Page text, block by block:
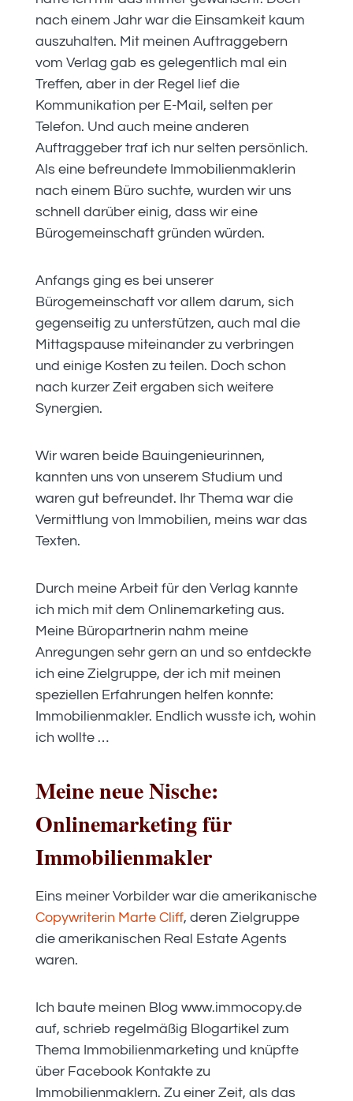
nach einem Jahr war die Einsamkeit kaum
auszuhalten. Mit meinen Auftraggebern
vom Verlag gab es gelegentlich mal ein
Treffen, aber in der Regel lief die
Kommunikation per E-Mail, selten per
Telefon. Und auch meine anderen
Auftraggeber traf ich nur selten persönlich.
Als eine befreundete Immobilienmaklerin
nach einem Büro suchte, wurden wir uns
schnell darüber einig, dass wir eine
Bürogemeinschaft gründen würden.
Anfangs ging es bei unserer
Bürogemeinschaft vor allem darum, sich
gegenseitig zu unterstützen, auch mal die
Mittagspause miteinander zu verbringen
und einige Kosten zu teilen. Doch schon
nach kurzer Zeit ergaben sich weitere
Synergien.
Wir waren beide Bauingenieurinnen,
kannten uns von unserem Studium und
waren gut befreundet. Ihr Thema war die
Vermittlung von Immobilien, meins war das
Texten.
Durch meine Arbeit für den Verlag kannte
ich mich mit dem Onlinemarketing aus.
Meine Büropartnerin nahm meine
Anregungen sehr gern an und so entdeckte
ich eine Zielgruppe, der ich mit meinen
speziellen Erfahrungen helfen konnte:
Immobilienmakler. Endlich wusste ich, wohin
ich wollte …
Meine neue Nische:
Onlinemarketing für
Immobilienmakler
Eins meiner Vorbilder war die amerikanische
Copywriterin Marte Cliff, deren Zielgruppe
die amerikanischen Real Estate Agents
waren.
Ich baute meinen Blog www.immocopy.de
auf, schrieb regelmäßig Blogartikel zum
Thema Immobilienmarketing und knüpfte
über Facebook Kontakte zu
Immobilienmaklern. Zu einer Zeit, als das